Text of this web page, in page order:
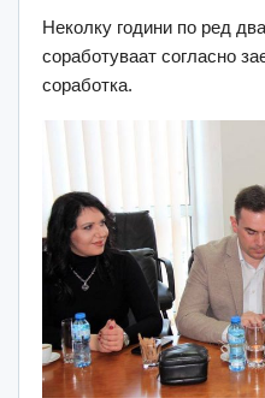
Неколку години по ред
соработуваат согласно
соработка.